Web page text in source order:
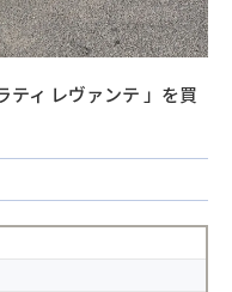
ティ レヴァンテ 」を買